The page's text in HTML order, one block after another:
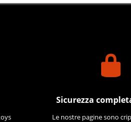
Sicurezza
Le nostre pagine sono